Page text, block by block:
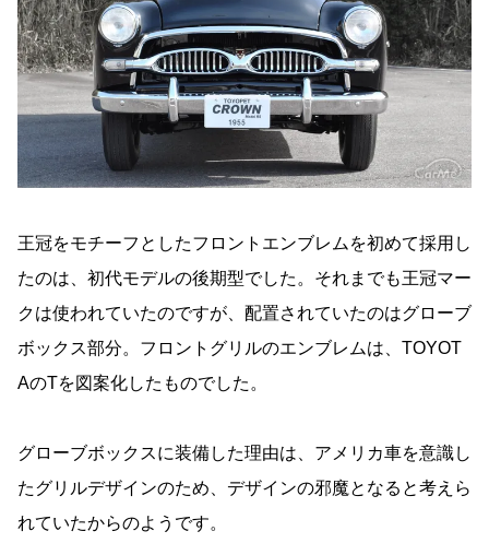
王冠をモチーフとしたフロントエンブレムを初めて採用し
たのは、初代モデルの後期型でした。それまでも王冠マー
クは使われていたのですが、配置されていたのはグローブ
ボックス部分。フロントグリルのエンブレムは、TOYOT
AのTを図案化したものでした。
グローブボックスに装備した理由は、アメリカ車を意識し
たグリルデザインのため、デザインの邪魔となると考えら
れていたからのようです。